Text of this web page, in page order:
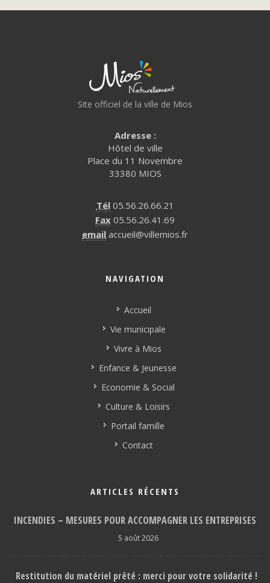
Site officiel de la ville de Mios
Adresse :
Hôtel de ville
Place du 11 Novembre
33380 MIOS
Tél05.56.26.66.21
Fax 05.56.26.41.69
email accueil@villemios.fr
NAVIGATION
Accueil
Vie municipale
Vivre à Mios
Enfance & Jeunesse
Economie & Social
Culture & Loisirs
Portail famille
Contact
ARTICLES RÉCENTS
INCENDIES – MESURES POUR ACCOMPAGNER LES ENTREPRISES
5 août 2026
Restitution du matériel prêté : merci pour votre solidarité !